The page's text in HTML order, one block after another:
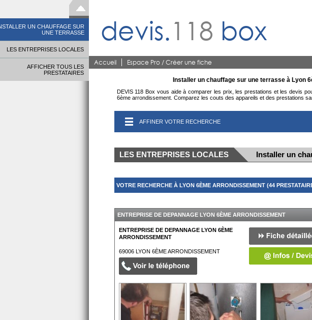
devis.118 box
Accueil Espace Pro / Créer une fiche
UN CHAUFFAGE SUR
UNE TERRASSE
LES ENTREPRISES LOCALES
AFFICHER TOUS LES
PRESTATAIRES
Installer un chauffage sur une terrasse à Lyon
DEVIS 118 Box vous aide à comparer les prix, les prestations et les devis
6ème arrondissement. Comparez les couts des appareils et des prestations
AFFINER VOTRE RECHERCHE
LES ENTREPRISES LOCALES Installer un
VOTRE RECHERCHE À LYON 6ÈME ARRONDISSEMENT (44
ENTREPRISE DE DEPANNAGE LYON 6ÈME ARRONDISSEMENT
LYON 6ÈME
ENTREPRISE DE DEPANNAGE LYON 6ÈME
ARRONDISSEMENT
69006LYON 6ÈME ARRONDISSEMENT